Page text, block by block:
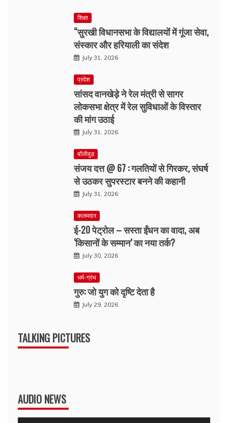
शिक्षा
“सुरखी विधानसभा के विद्यालयों में गूंजा सेवा,
संस्कार और हरियाली का संदेश
July 31, 2026
प्रदेश
सांसद वानखेड़े ने रेल मंत्री से सागर
लोकसभा क्षेत्र में रेल सुविधाओं के विस्तार
की मांग उठाई
July 31, 2026
बॉलीवुड
संजय दत्त @ 67 : गलतियों से गिरकर, संघर्ष
से उठकर सुपरस्टार बनने की कहानी
July 31, 2026
कलमदार
ई-20 पेट्रोल – सस्ता ईंधन का वादा, अब
‘किसानों के सम्मान’ का नया तर्क?
July 30, 2026
धर्म-ग्रंथ
गुरु: जो युग को दृष्टि देता है
July 29, 2026
TALKING PICTURES
AUDIO NEWS